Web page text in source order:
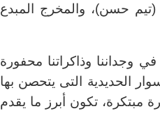
حسن)، والمخرج المبدع
وجداننا وذاكراتنا محفورة
الحديدية التى يتحصن بها
مبتكرة، تكون أبرز ما يقدم